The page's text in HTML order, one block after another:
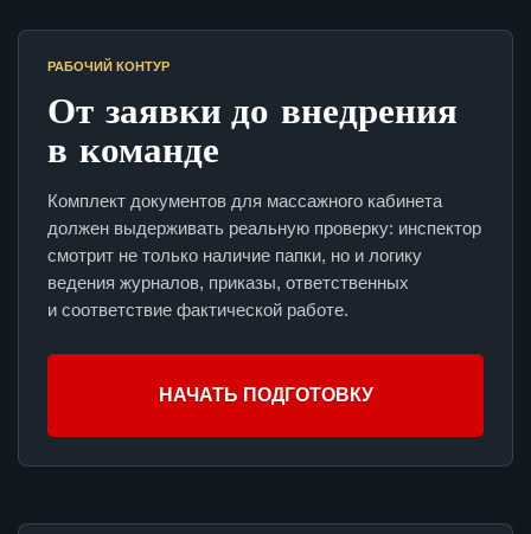
РАБОЧИЙ КОНТУР
От заявки до внедрения
в команде
Комплект документов для массажного кабинета
должен выдерживать реальную проверку: инспектор
смотрит не только наличие папки, но и логику
ведения журналов, приказы, ответственных
и соответствие фактической работе.
НАЧАТЬ ПОДГОТОВКУ